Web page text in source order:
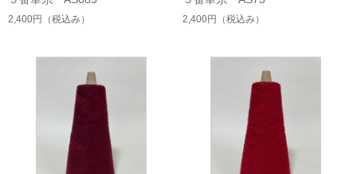
2,400円 （税込み） 2,400円 （税込み）